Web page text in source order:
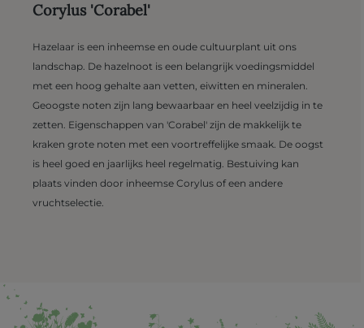
Corylus 'Corabel'
Hazelaar is een inheemse en oude cultuurplant uit ons
landschap. De hazelnoot is een belangrijk voedingsmiddel
met een hoog gehalte aan vetten, eiwitten en mineralen.
Geoogste noten zijn lang bewaarbaar en heel veelzijdig in te
zetten. Eigenschappen van 'Corabel' zijn de makkelijk te
kraken grote noten met een voortreffelijke smaak. De oogst
is heel goed en jaarlijks heel regelmatig. Bestuiving kan
plaats vinden door inheemse Corylus of een andere
vruchtselectie.